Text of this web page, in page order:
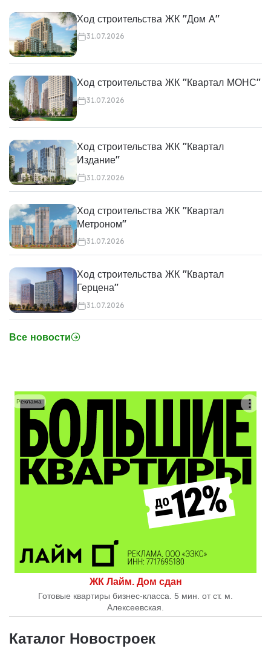
Ход строительства ЖК "Дом А"
31.07.2026
Ход строительства ЖК "Квартал МОНС"
31.07.2026
Ход строительства ЖК "Квартал
Издание"
31.07.2026
Ход строительства ЖК "Квартал
Метроном"
31.07.2026
Ход строительства ЖК "Квартал
Герцена"
31.07.2026
Все новости
ЖК Лайм. Дом сдан
Готовые квартиры бизнес-класса. 5 мин. от ст. м.
Алексеевская.
Реклама
Каталог Новостроек